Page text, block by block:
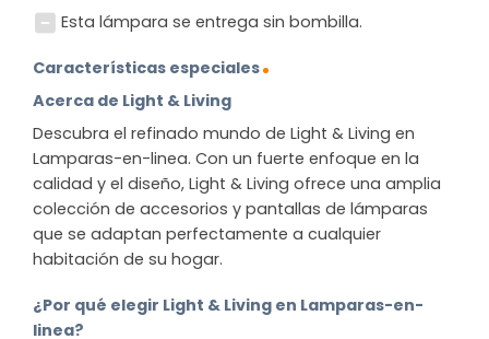
Esta lámpara se entrega sin bombilla.
Características especiales
Acerca de Light & Living
Descubra el refinado mundo de Light & Living en
Lamparas-en-linea. Con un fuerte enfoque en la
calidad y el diseño, Light & Living ofrece una amplia
colección de accesorios y pantallas de lámparas
que se adaptan perfectamente a cualquier
habitación de su hogar.
¿Por qué elegir Light & Living en Lamparas-en-
linea?